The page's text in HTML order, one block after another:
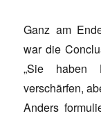
Ganz am
war die
„Sie haben
verschärfen,
Anders